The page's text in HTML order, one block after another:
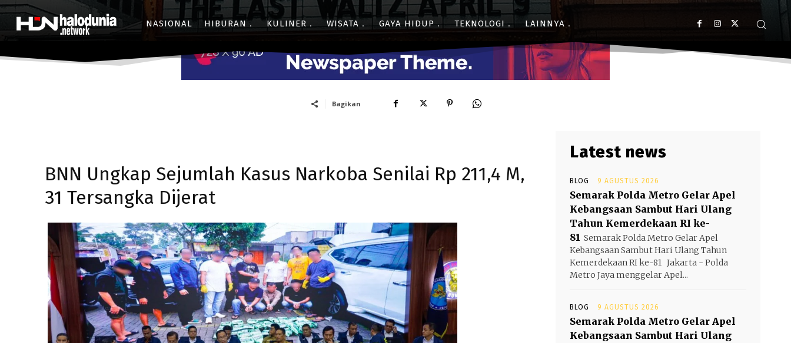
NASIONAL HIBURAN KULINER WISATA GAYA HIDUP TEKNOLOGI LAINNYA
- Advertisment -
Bagikan
BNN Ungkap Sejumlah Kasus Narkoba Senilai Rp 211,4 M,
31 Tersangka Dijerat
Latest news
BLOG 9 AGUSTUS 2026
Semarak Polda Metro Gelar Apel
Kebangsaan Sambut Hari Ulang
Tahun Kemerdekaan RI ke-
81 Semarak Polda Metro Gelar Apel
Kebangsaan Sambut Hari Ulang Tahun
Kemerdekaan RI ke-81 Jakarta - Polda
Metro Jaya menggelar Apel...
BLOG 9 AGUSTUS 2026
Semarak Polda Metro Gelar Apel
Kebangsaan Sambut Hari Ulang